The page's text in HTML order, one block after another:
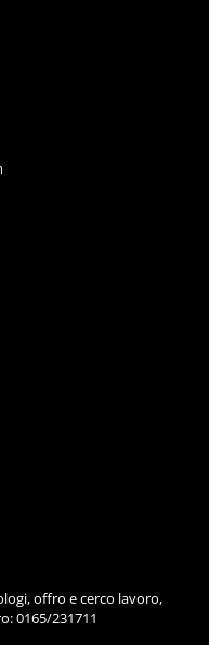
offro e cerco lavoro,
0165/231711